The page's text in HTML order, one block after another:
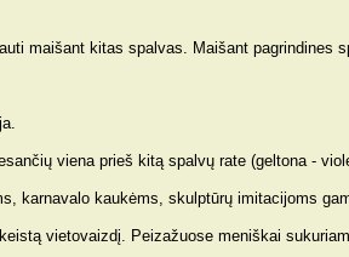
maišant kitas spalvas. Maišant pagrindines
viena prieš kitą spalvų rate (geltona -
karnavalo kaukėms, skulptūrų imitacijoms
vietovaizdį. Peizažuose meniškai